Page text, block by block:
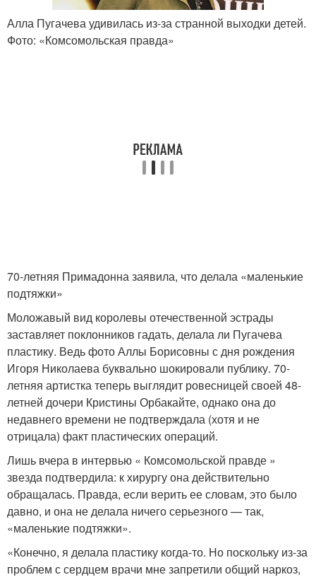
Алла Пугачева удивилась из-за странной выходки детей.
Фото: «Комсомольская правда»
70-летняя Примадонна заявила, что делала «маленькие
подтяжки»
Моложавый вид королевы отечественной эстрады
заставляет поклонников гадать, делала ли Пугачева
пластику. Ведь фото Аллы Борисовны с дня рождения
Игоря Николаева буквально шокировали публику. 70-
летняя артистка теперь выглядит ровесницей своей 48-
летней дочери Кристины Орбакайте, однако она до
недавнего времени не подтверждала (хотя и не
отрицала) факт пластических операций.
Лишь вчера в интервью « Комсомольской правде »
звезда подтвердила: к хирургу она действительно
обращалась. Правда, если верить ее словам, это было
давно, и она не делала ничего серьезного — так,
«маленькие подтяжки».
«Конечно, я делала пластику когда-то. Но поскольку из-за
проблем с сердцем врачи мне запретили общий наркоз,